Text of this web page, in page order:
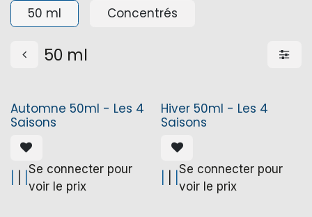
50 ml Concentrés
50 ml
Automne 50ml - Les 4
Saisons
Se connecter pour
voir le prix
Hiver 50ml - Les 4
Saisons
Se connecter pour
voir le prix